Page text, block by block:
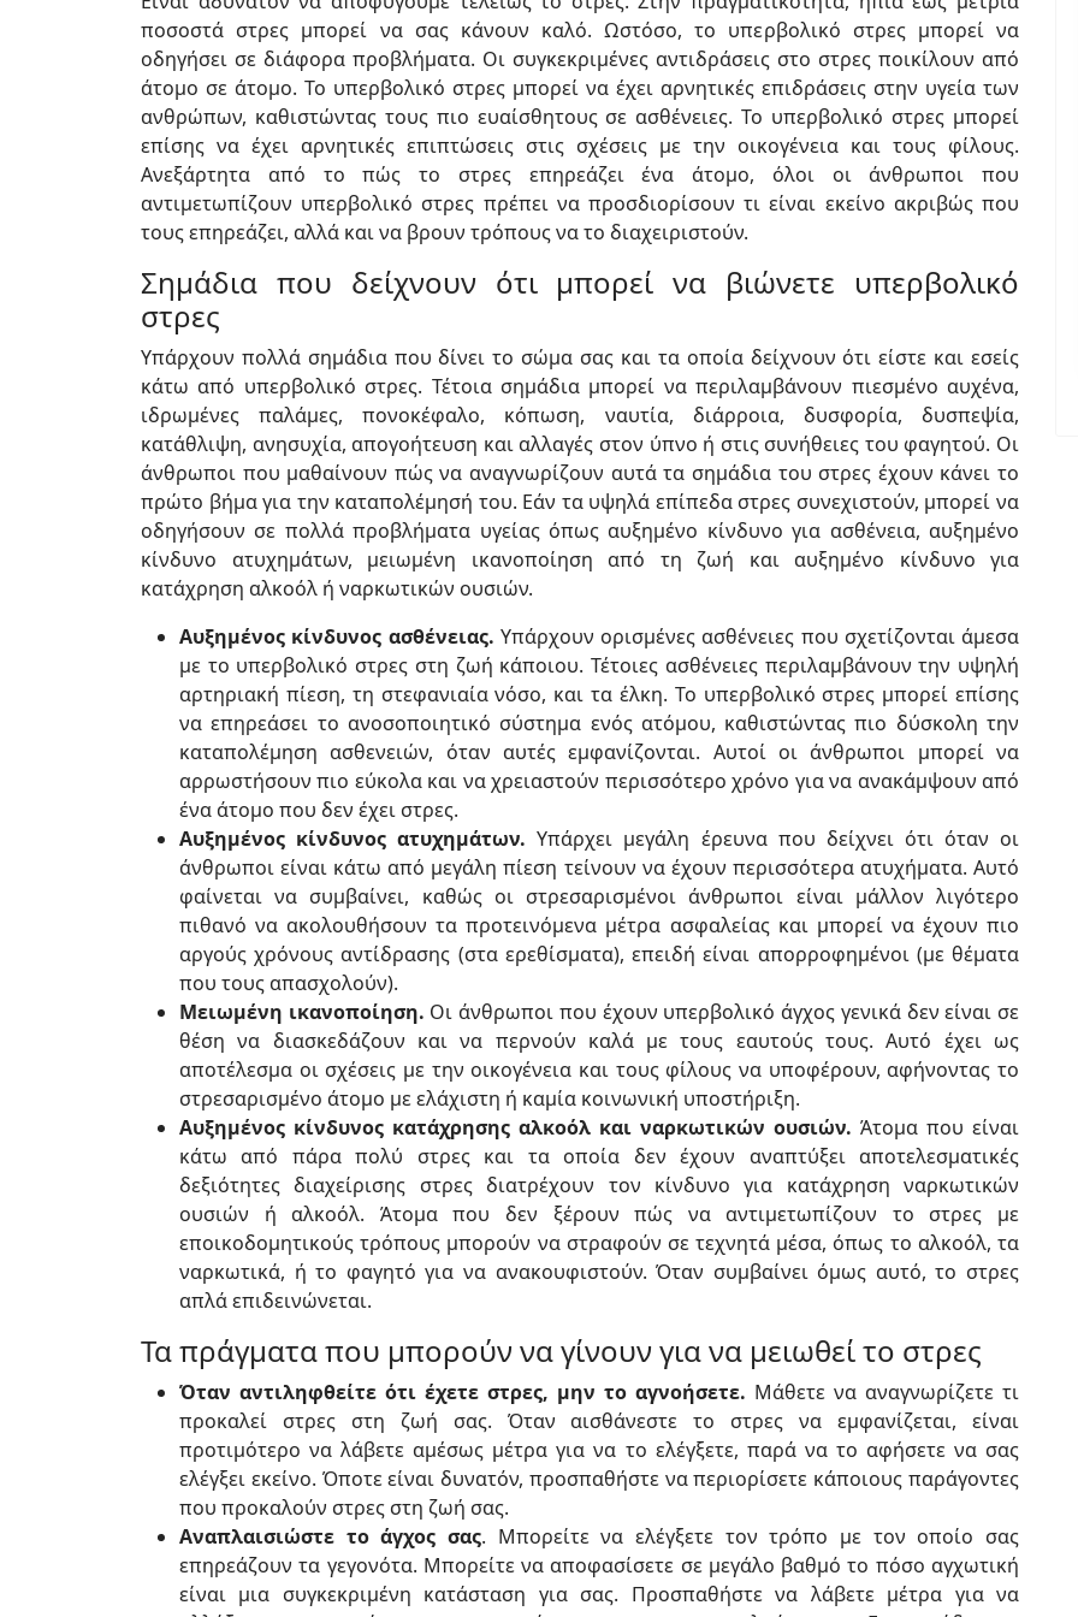
ποσοστά στρες μπορεί να σας κάνουν καλό. Ωστόσο, το υπερβολικό στρες μπορεί να
οδηγήσει σε διάφορα προβλήματα. Οι συγκεκριμένες αντιδράσεις στο στρες ποικίλουν από
άτομο σε άτομο. Το υπερβολικό στρες μπορεί να έχει αρνητικές επιδράσεις στην υγεία των
ανθρώπων, καθιστώντας τους πιο ευαίσθητους σε ασθένειες. Το υπερβολικό στρες μπορεί
επίσης να έχει αρνητικές επιπτώσεις στις σχέσεις με την οικογένεια και τους φίλους.
Ανεξάρτητα από το πώς το στρες επηρεάζει ένα άτομο, όλοι οι άνθρωποι που
αντιμετωπίζουν υπερβολικό στρες πρέπει να προσδιορίσουν τι είναι εκείνο ακριβώς που
τους επηρεάζει, αλλά και να βρουν τρόπους να το διαχειριστούν.
Σημάδια που δείχνουν ότι μπορεί να βιώνετε υπερβολικό
στρες
Υπάρχουν πολλά σημάδια που δίνει το σώμα σας και τα οποία δείχνουν ότι είστε και εσείς
κάτω από υπερβολικό στρες. Τέτοια σημάδια μπορεί να περιλαμβάνουν πιεσμένο αυχένα,
ιδρωμένες παλάμες, πονοκέφαλο, κόπωση, ναυτία, διάρροια, δυσφορία, δυσπεψία,
κατάθλιψη, ανησυχία, απογοήτευση και αλλαγές στον ύπνο ή στις συνήθειες του φαγητού. Οι
άνθρωποι που μαθαίνουν πώς να αναγνωρίζουν αυτά τα σημάδια του στρες έχουν κάνει το
πρώτο βήμα για την καταπολέμησή του. Εάν τα υψηλά επίπεδα στρες συνεχιστούν, μπορεί να
οδηγήσουν σε πολλά προβλήματα υγείας όπως αυξημένο κίνδυνο για ασθένεια, αυξημένο
κίνδυνο ατυχημάτων, μειωμένη ικανοποίηση από τη ζωή και αυξημένο κίνδυνο για
κατάχρηση αλκοόλ ή ναρκωτικών ουσιών.
Αυξημένος κίνδυνος ασθένειας. Υπάρχουν ορισμένες ασθένειες που σχετίζονται άμεσα
με το υπερβολικό στρες στη ζωή κάποιου. Τέτοιες ασθένειες περιλαμβάνουν την υψηλή
αρτηριακή πίεση, τη στεφανιαία νόσο, και τα έλκη. Το υπερβολικό στρες μπορεί επίσης
να επηρεάσει το ανοσοποιητικό σύστημα ενός ατόμου, καθιστώντας πιο δύσκολη την
καταπολέμηση ασθενειών, όταν αυτές εμφανίζονται. Αυτοί οι άνθρωποι μπορεί να
αρρωστήσουν πιο εύκολα και να χρειαστούν περισσότερο χρόνο για να ανακάμψουν από
ένα άτομο που δεν έχει στρες.
Αυξημένος κίνδυνος ατυχημάτων. Υπάρχει μεγάλη έρευνα που δείχνει ότι όταν οι
άνθρωποι είναι κάτω από μεγάλη πίεση τείνουν να έχουν περισσότερα ατυχήματα. Αυτό
φαίνεται να συμβαίνει, καθώς οι στρεσαρισμένοι άνθρωποι είναι μάλλον λιγότερο
πιθανό να ακολουθήσουν τα προτεινόμενα μέτρα ασφαλείας και μπορεί να έχουν πιο
αργούς χρόνους αντίδρασης (στα ερεθίσματα), επειδή είναι απορροφημένοι (με θέματα
που τους απασχολούν).
Μειωμένη ικανοποίηση. Οι άνθρωποι που έχουν υπερβολικό άγχος γενικά δεν είναι σε
θέση να διασκεδάζουν και να περνούν καλά με τους εαυτούς τους. Αυτό έχει ως
αποτέλεσμα οι σχέσεις με την οικογένεια και τους φίλους να υποφέρουν, αφήνοντας το
στρεσαρισμένο άτομο με ελάχιστη ή καμία κοινωνική υποστήριξη.
Αυξημένος κίνδυνος κατάχρησης αλκοόλ και ναρκωτικών ουσιών. Άτομα που είναι
κάτω από πάρα πολύ στρες και τα οποία δεν έχουν αναπτύξει αποτελεσματικές
δεξιότητες διαχείρισης στρες διατρέχουν τον κίνδυνο για κατάχρηση ναρκωτικών
ουσιών ή αλκοόλ. Άτομα που δεν ξέρουν πώς να αντιμετωπίζουν το στρες με
εποικοδομητικούς τρόπους μπορούν να στραφούν σε τεχνητά μέσα, όπως το αλκοόλ, τα
ναρκωτικά, ή το φαγητό για να ανακουφιστούν. Όταν συμβαίνει όμως αυτό, το στρες
απλά επιδεινώνεται.
Τα πράγματα που μπορούν να γίνουν για να μειωθεί το στρες
Όταν αντιληφθείτε ότι έχετε στρες, μην το αγνοήσετε. Μάθετε να αναγνωρίζετε τι
προκαλεί στρες στη ζωή σας. Όταν αισθάνεστε το στρες να εμφανίζεται, είναι
προτιμότερο να λάβετε αμέσως μέτρα για να το ελέγξετε, παρά να το αφήσετε να σας
ελέγξει εκείνο. Όποτε είναι δυνατόν, προσπαθήστε να περιορίσετε κάποιους παράγοντες
που προκαλούν στρες στη ζωή σας.
Αναπλαισιώστε το άγχος σας. Μπορείτε να ελέγξετε τον τρόπο με τον οποίο σας
επηρεάζουν τα γεγονότα. Μπορείτε να αποφασίσετε σε μεγάλο βαθμό το πόσο αγχωτική
είναι μια συγκεκριμένη κατάσταση για σας. Προσπαθήστε να λάβετε μέτρα για να